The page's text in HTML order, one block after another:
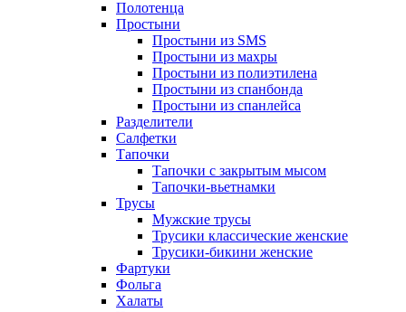
Полотенца
Простыни
Простыни из SMS
Простыни из махры
Простыни из полиэтилена
Простыни из спанбонда
Простыни из спанлейса
Разделители
Салфетки
Тапочки
Тапочки с закрытым мысом
Тапочки-вьетнамки
Трусы
Мужские трусы
Трусики классические женские
Трусики-бикини женские
Фартуки
Фольга
Халаты